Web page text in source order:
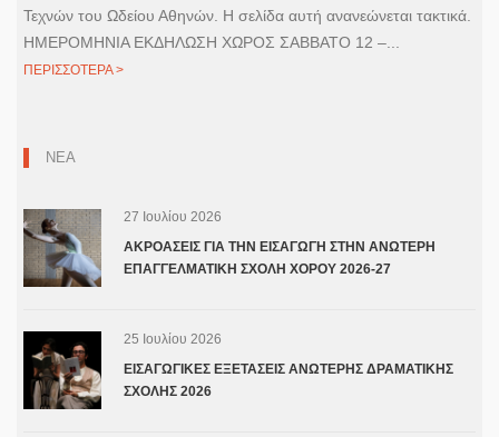
Τεχνών του Ωδείου Αθηνών. Η σελίδα αυτή ανανεώνεται τακτικά.
ΗΜΕΡΟΜΗΝΙΑ ΕΚΔΗΛΩΣΗ ΧΩΡΟΣ ΣΑΒΒΑΤΟ 12 –...
ΠΕΡΙΣΣΟΤΕΡΑ >
ΝΕΑ
27 Ιουλίου 2026
ΑΚΡΟΑΣΕΙΣ ΓΙΑ ΤΗΝ ΕΙΣΑΓΩΓΗ ΣΤΗΝ ΑΝΩΤΕΡΗ
ΕΠΑΓΓΕΛΜΑΤΙΚΗ ΣΧΟΛΗ ΧΟΡΟΥ 2026-27
25 Ιουλίου 2026
ΕΙΣΑΓΩΓΙΚΕΣ ΕΞΕΤΑΣΕΙΣ ΑΝΩΤΕΡΗΣ ΔΡΑΜΑΤΙΚΗΣ
ΣΧΟΛΗΣ 2026